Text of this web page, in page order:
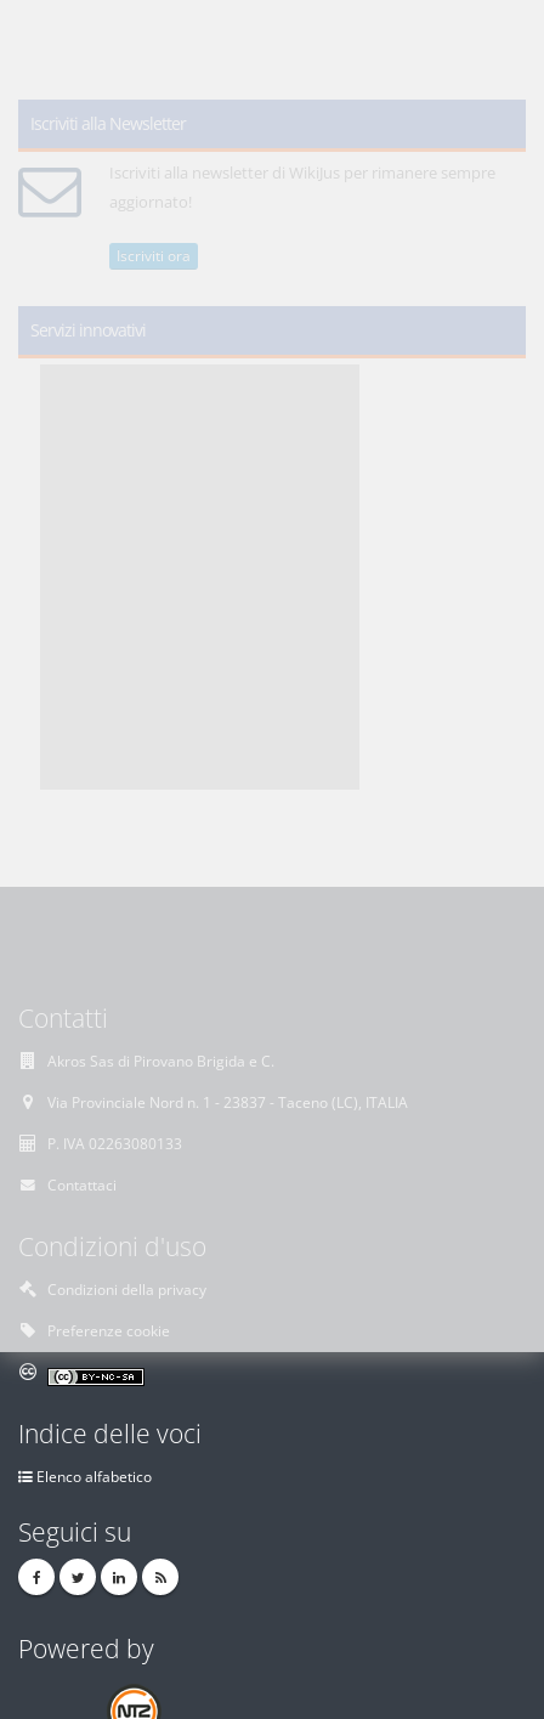
Iscriviti alla Newsletter
Iscriviti alla newsletter di WikiJus per rimanere sempre
aggiornato!
Iscriviti ora
Servizi innovativi
Contatti
Akros Sas di Pirovano Brigida e C.
Via Provinciale Nord n. 1 - 23837 - Taceno (LC), ITALIA
P. IVA 02263080133
Contattaci
Condizioni d'uso
Condizioni della privacy
Preferenze cookie
Indice delle voci
Elenco alfabetico
Seguici su
Powered by